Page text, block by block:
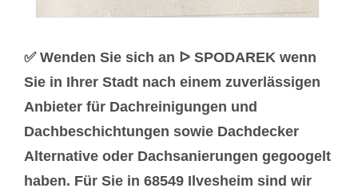
✅ Wenden Sie sich an ᐅ SPODAREK wenn
Sie in Ihrer Stadt nach einem zuverlässigen
Anbieter für Dachreinigungen und
Dachbeschichtungen sowie Dachdecker
Alternative oder Dachsanierungen gegoogelt
haben. Für Sie in 68549 Ilvesheim sind wir